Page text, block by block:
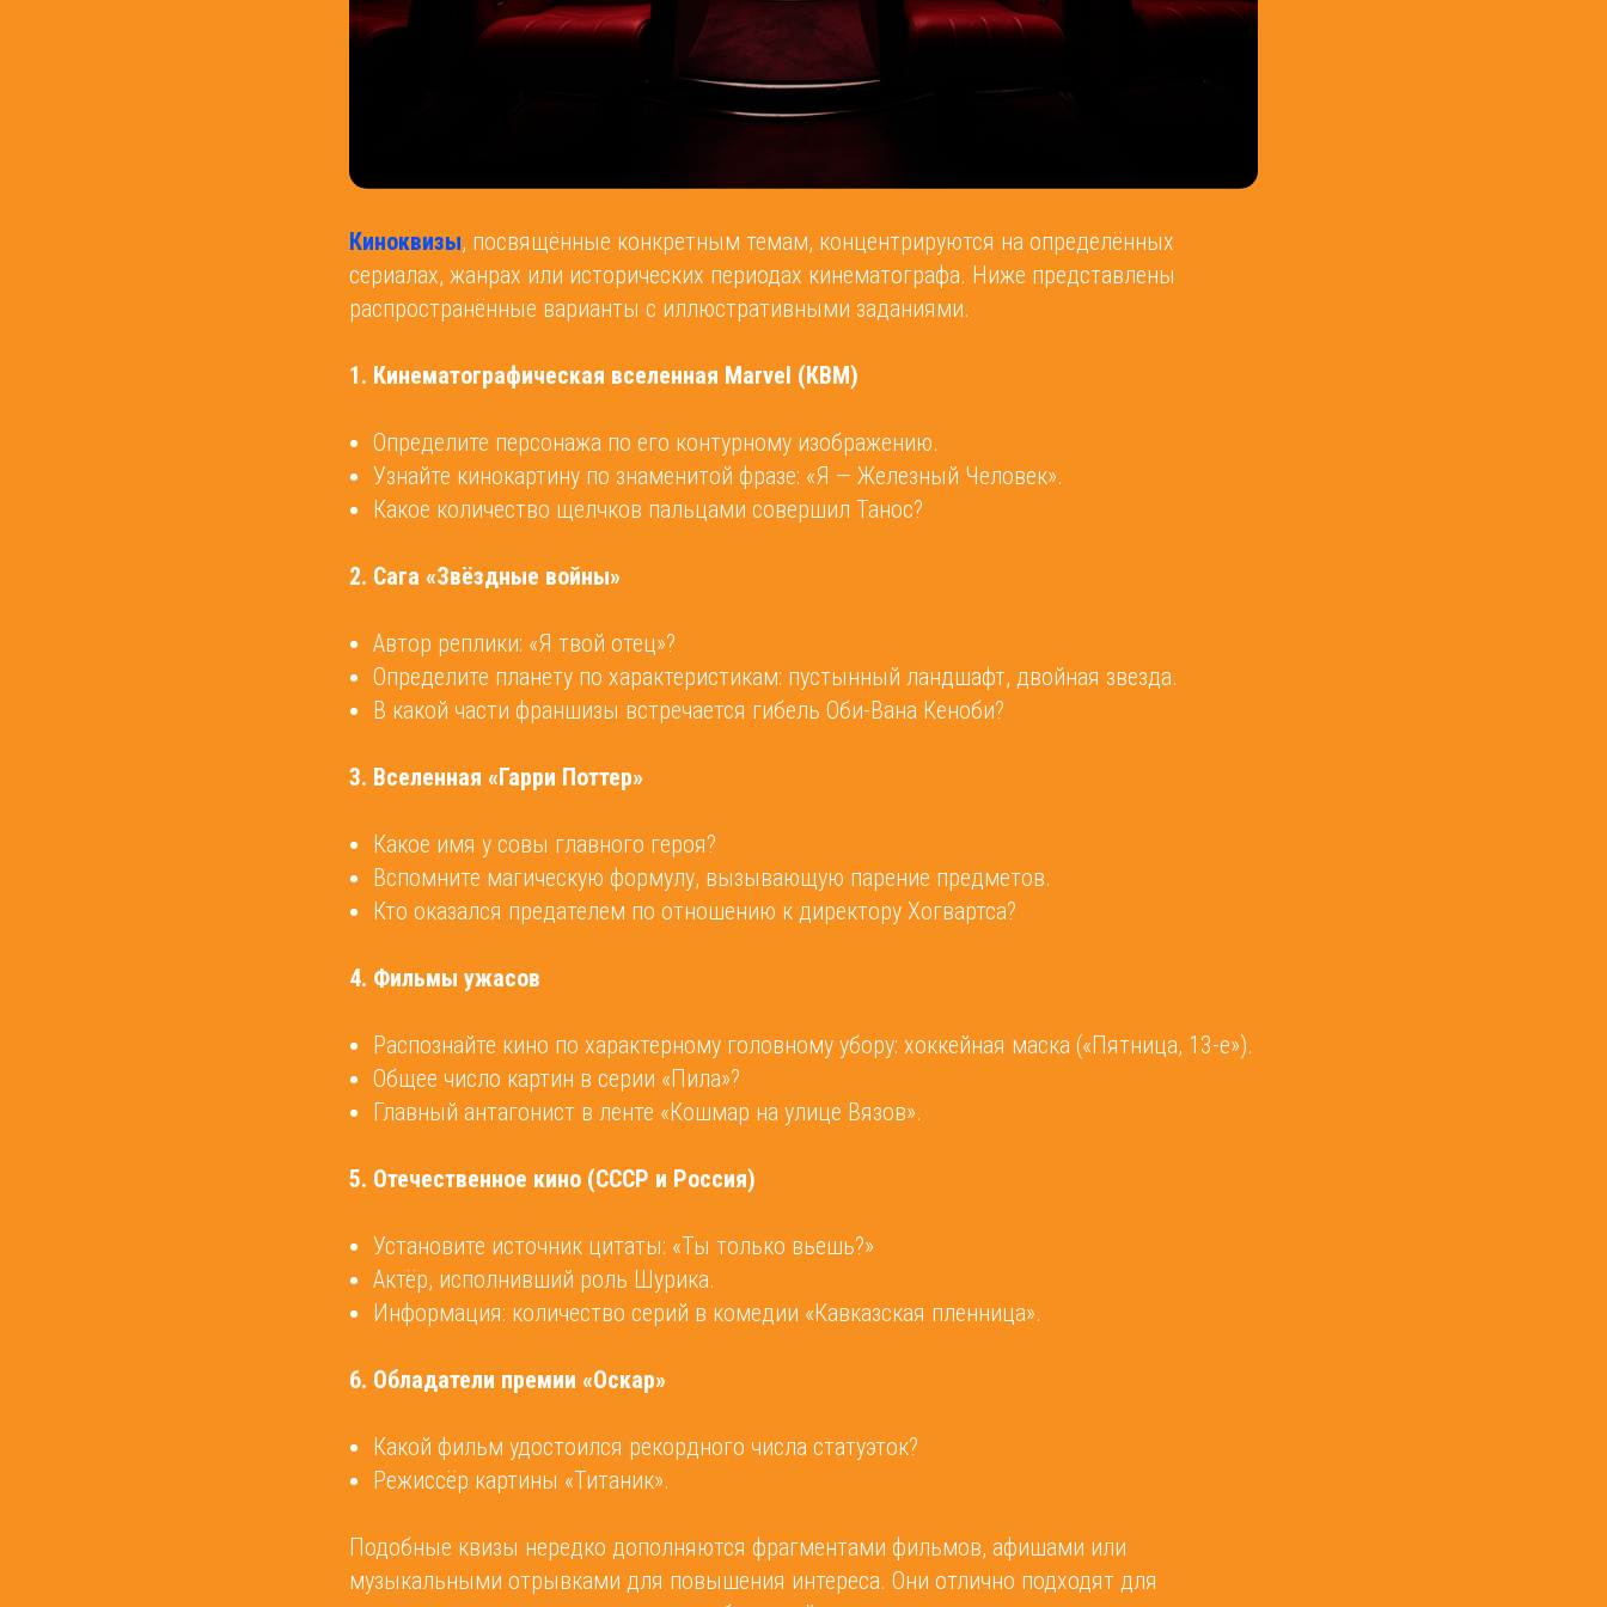
Киноквизы, посвящённые конкретным темам, концентрируются на определённых
сериалах, жанрах или исторических периодах кинематографа. Ниже представлены
распространённые варианты с иллюстративными заданиями.
1. Кинематографическая вселенная Marvel (КВМ)
Определите персонажа по его контурному изображению.
Узнайте кинокартину по знаменитой фразе: «Я — Железный Человек».
Какое количество щелчков пальцами совершил Танос?
2. Сага «Звёздные войны»
Автор реплики: «Я твой отец»?
Определите планету по характеристикам: пустынный ландшафт, двойная звезда.
В какой части франшизы встречается гибель Оби-Вана Кеноби?
3. Вселенная «Гарри Поттер»
Какое имя у совы главного героя?
Вспомните магическую формулу, вызывающую парение предметов.
Кто оказался предателем по отношению к директору Хогвартса?
4. Фильмы ужасов
Распознайте кино по характерному головному убору: хоккейная маска («Пятница, 13-е»).
Общее число картин в серии «Пила»?
Главный антагонист в ленте «Кошмар на улице Вязов».
5. Отечественное кино (СССР и Россия)
Установите источник цитаты: «Ты только вьешь?»
Актёр, исполнивший роль Шурика.
Информация: количество серий в комедии «Кавказская пленница».
6. Обладатели премии «Оскар»
Какой фильм удостоился рекордного числа статуэток?
Режиссёр картины «Титаник».
Подобные квизы нередко дополняются фрагментами фильмов, афишами или
музыкальными отрывками для повышения интереса. Они отлично подходят для